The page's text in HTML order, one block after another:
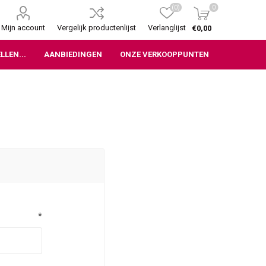
Mijn account Vergelijk productenlijst Verlanglijst
(0) 0
€0,00
AANBIEDINGEN ONZE VERKOOPPUNTEN
*